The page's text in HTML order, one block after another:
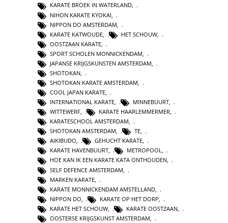
KARATE BROEK IN WATERLAND,
NIHON KARATE KYOKAI
NIPPON DO AMSTERDAM
KARATE KATWOUDE
HET SCHOUW
OOSTZAAN KARATE
SPORT SCHOLEN MONNICKENDAM
JAPANSE KRIJGSKUNSTEN AMSTERDAM
SHOTOKAN
SHOTOKAN KARATE AMSTERDAM
COOL JAPAN KARATE,
INTERNATIONAL KARATE, MINNEBUURT,
WITTEWERF, KARATE HAARLEMMERMER,
KARATESCHOOL AMSTERDAM,
SHOTOKAN AMSTERDAM, TE,
AIKIBUDO, GEHUCHT KARATE,
KARATE HAVENBUURT, METROPOOL,
HOE KAN IK EEN KARATE KATA ONTHOUDEN,
SELF DEFENCE AMSTERDAM
MARKEN KARATE
KARATE MONNICKENDAM AMSTELLAND
NIPPON DO
KARATE OP HET DORP
KARATE HET SCHOUW
KARATE OOSTZAAN
OOSTERSE KRIJGSKUNST AMSTERDAM